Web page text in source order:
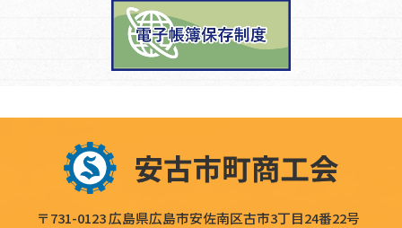
〒731-0123 広島県広島市安佐南区古市3丁目24番22号